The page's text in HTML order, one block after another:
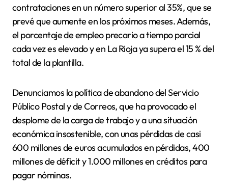
contrataciones en un número superior al 35%, que se
prevé que aumente en los próximos meses. Además,
el porcentaje de empleo precario a tiempo parcial
cada vez es elevado y en La Rioja ya supera el 15 % del
total de la plantilla.
Denunciamos la política de abandono del Servicio
Público Postal y de Correos, que ha provocado el
desplome de la carga de trabajo y a una situación
económica insostenible, con unas pérdidas de casi
600 millones de euros acumulados en pérdidas, 400
millones de déficit y 1.000 millones en créditos para
pagar nóminas.